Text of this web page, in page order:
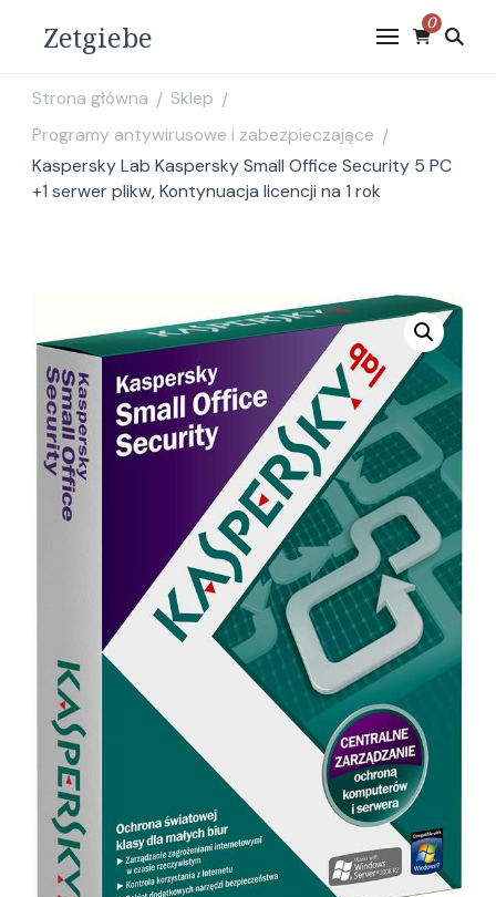
Zetgiebe 0
Strona główna / Sklep /
Programy antywirusowe i zabezpieczające /
Kaspersky Lab Kaspersky Small Office Security 5 PC
+1 serwer plikw, Kontynuacja licencji na 1 rok